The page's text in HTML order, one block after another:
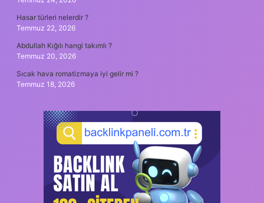
Hasar türleri nelerdir ?
Temmuz 22, 2026
Abdullah Kığılı hangi takımlı ?
Temmuz 20, 2026
Sıcak hava romatizmaya iyi gelir mi ?
Temmuz 18, 2026